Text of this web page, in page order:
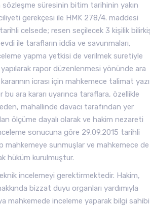
sözleşme süresinin bitim tarihinin yakın
gerekçesi ile HMK 278/4. maddesi
celsede; resen seçilecek 3 kişilik
ile tarafların iddia ve savunmaları,
yapma yetkisi de verilmek suretiyle
rapor düzenlenmesi yönünde ara
icrası için mahkemece talimat
bu ara kararı uyarınca taraflara, özellikle
mahallinde davacı tarafından yer
ölçüme dayalı olarak ve hakim nezareti
sonucuna göre 29.09.2015 tarihli
mahkemeye sunmuşlar ve mahkemece de
hüküm kurulmuştur.
incelemeyi gerektirmektedir. Hakim,
bizzat duyu organları yardımıyla
mahkemede inceleme yaparak bilgi sahibi